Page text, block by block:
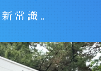
常識。